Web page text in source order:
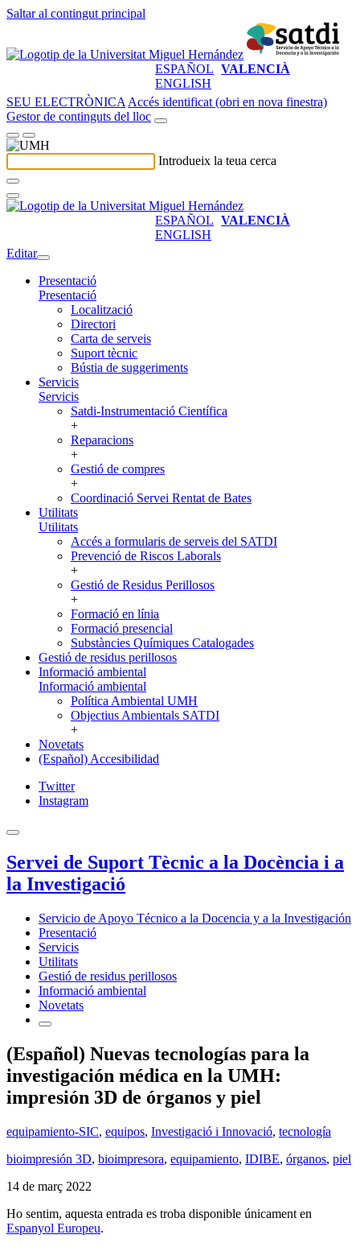
Saltar al contingut principal
ESPAÑOL VALENCIÀ
ENGLISH
SEU ELECTRÒNICA Accés identificat (obri en nova finestra)
Gestor de continguts del lloc
Introdueix la teua cerca
ESPAÑOL VALENCIÀ
ENGLISH
Editar
Presentació
Presentació
Localització
Directori
Carta de serveis
Suport tècnic
Bústia de suggeriments
Servicis
Servicis
Satdi-Instrumentació Científica
+
Reparacions
+
Gestió de compres
+
Coordinació Servei Rentat de Bates
Utilitats
Utilitats
Accés a formularis de serveis del SATDI
Prevenció de Riscos Laborals
+
Gestió de Residus Perillosos
+
Formació en línia
Formació presencial
Substàncies Químiques Catalogades
Gestió de residus perillosos
Informació ambiental
Informació ambiental
Política Ambiental UMH
Objectius Ambientals SATDI
+
Novetats
(Español) Accesibilidad
Twitter
Instagram
Servei de Suport Tècnic a la Docència i a
la Investigació
Servicio de Apoyo Técnico a la Docencia y a la Investigación
Presentació
Servicis
Utilitats
Gestió de residus perillosos
Informació ambiental
Novetats
(Español) Nuevas tecnologías para la
investigación médica en la UMH:
impresión 3D de órganos y piel
equipamiento-SIC, equipos, Investigació i Innovació, tecnología
bioimpresión 3D, bioimpresora, equipamiento, IDIBE, órganos, piel
14 de març 2022
Ho sentim, aquesta entrada es troba disponible únicament en
Espanyol Europeu.